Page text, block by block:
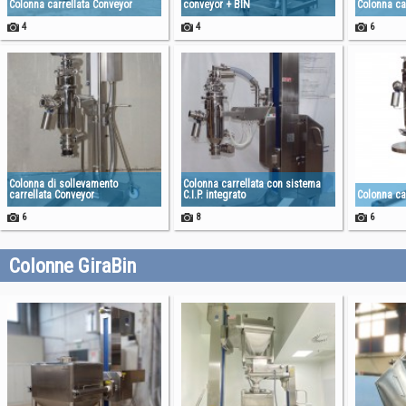
Colonna carrellata Conveyor
4
conveyor + BIN
4
Colonna
6
Colonna di sollevamento
carrellata Conveyor
6
Colonna carrellata con sistema
C.I.P. integrato
8
Colonna
6
Colonne GiraBin